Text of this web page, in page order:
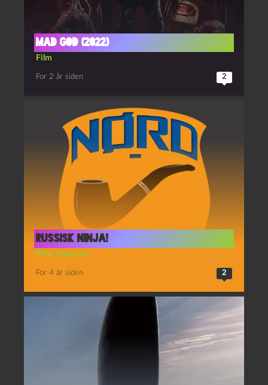
Mad God (2022)
Film
For 2 år siden 2
Russisk Ninja!
Film, Podcasts
For 4 år siden 2